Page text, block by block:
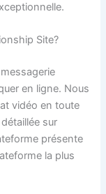
Site?
en ligne. Nous
vidéo en toute
sur
présente
la plus